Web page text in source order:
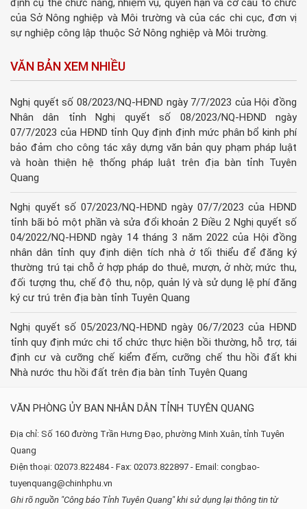
định cụ thể chức năng, nhiệm vụ, quyền hạn và cơ cấu tổ chức
của Sở Nông nghiệp và Môi trường và của các chi cục, đơn vị
sự nghiệp công lập thuộc Sở Nông nghiệp và Môi trường.
VĂN BẢN XEM NHIỀU
Nghị quyết số 08/2023/NQ-HĐND ngày 7/7/2023 của Hội đồng
Nhân dân tỉnh Nghị quyết số 08/2023/NQ-HĐND ngày
07/7/2023 của HĐND tỉnh Quy định định mức phân bổ kinh phí
bảo đảm cho công tác xây dựng văn bản quy phạm pháp luật
và hoàn thiện hệ thống pháp luật trên địa bàn tỉnh Tuyên
Quang
Nghị quyết số 07/2023/NQ-HĐND ngày 07/7/2023 của HĐND
tỉnh bãi bỏ một phần và sửa đổi khoản 2 Điều 2 Nghị quyết số
04/2022/NQ-HĐND ngày 14 tháng 3 năm 2022 của Hội đồng
nhân dân tỉnh quy định diện tích nhà ở tối thiểu để đăng ký
thường trú tại chỗ ở hợp pháp do thuê, mượn, ở nhờ; mức thu,
đối tượng thu, chế độ thu, nộp, quản lý và sử dụng lệ phí đăng
ký cư trú trên địa bàn tỉnh Tuyên Quang
Nghị quyết số 05/2023/NQ-HĐND ngày 06/7/2023 của HĐND
tỉnh quy định mức chi tổ chức thực hiện bồi thường, hỗ trợ, tái
định cư và cưỡng chế kiểm đếm, cưỡng chế thu hồi đất khi
Nhà nước thu hồi đất trên địa bàn tỉnh Tuyên Quang
VĂN PHÒNG ỦY BAN NHÂN DÂN TỈNH TUYÊN QUANG
Địa chỉ: Số 160 đường Trần Hưng Đạo, phường Minh Xuân, tỉnh Tuyên
Quang
Điện thoại: 02073.822484 - Fax: 02073.822897 - Email: congbao-
tuyenquang@chinhphu.vn
Ghi rõ nguồn "Công báo Tỉnh Tuyên Quang" khi sử dụng lại thông tin từ